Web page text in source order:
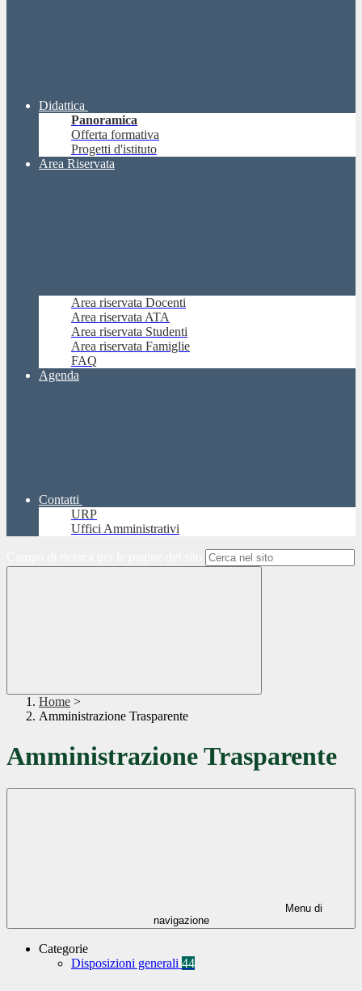
Didattica
Panoramica
Offerta formativa
Progetti d'istituto
Area Riservata
Area riservata Docenti
Area riservata ATA
Area riservata Studenti
Area riservata Famiglie
FAQ
Agenda
Contatti
URP
Uffici Amministrativi
Home >
Amministrazione Trasparente
Amministrazione Trasparente
Menu di
navigazione
Categorie
Disposizioni generali 44